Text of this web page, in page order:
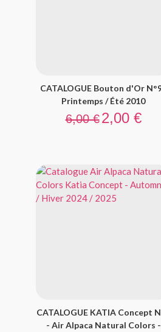
CATALOGUE Bouton d'Or
Printemps / Été 2010
Prix de base
6,00 € Prix
2,00 €
CATALOGUE KATIA Concept
- Air Alpaca Natural Colors -